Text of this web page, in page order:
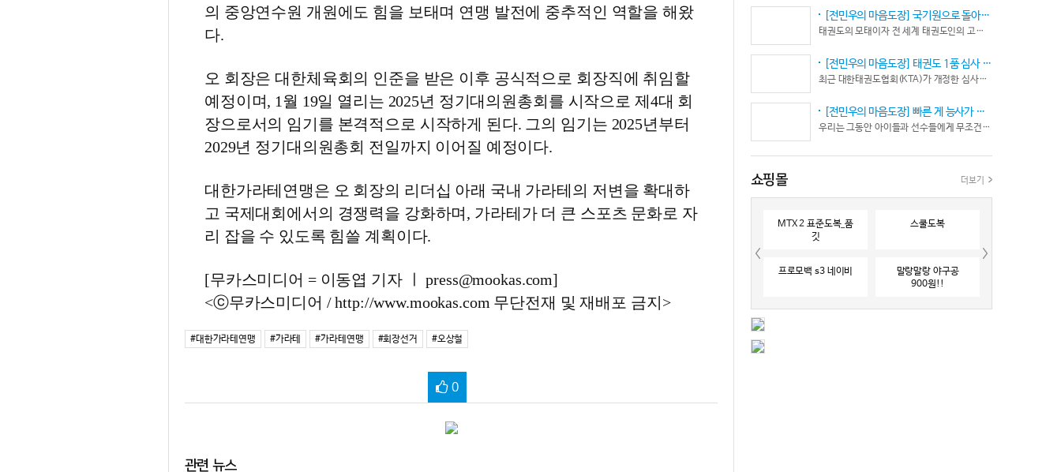
의 중앙연수원 개원에도 힘을 보태며 연맹 발전에 중추적인 역할을 해왔
다.
오 회장은 대한체육회의 인준을 받은 이후 공식적으로 회장직에 취임할
예정이며, 1월 19일 열리는 2025년 정기대의원총회를 시작으로 제4대 회
장으로서의 임기를 본격적으로 시작하게 된다. 그의 임기는 2025년부터
2029년 정기대의원총회 전일까지 이어질 예정이다.
대한가라테연맹은 오 회장의 리더십 아래 국내 가라테의 저변을 확대하
고 국제대회에서의 경쟁력을 강화하며, 가라테가 더 큰 스포츠 문화로 자
리 잡을 수 있도록 힘쓸 계획이다.
[무카스미디어 = 이동엽 기자 ㅣ press@mookas.com]
<ⓒ무카스미디어 / http://www.mookas.com 무단전재 및 재배포 금지>
#대한가라테연맹 #가라테 #가라테연맹 #회장선거 #오상철
0
관련 뉴스
좋게만 보지 말고 잘하는 건 잘한다고 인정해주고
못하는 건 고치도록 해주셔야지어떠한 글인지 파악
도 못하고 일방적으로 나쁘게 표현하는 글은 보기가
좋지 않습니다.
[전민우의 마음도장] 국기원으로 돌아온 한마당… 그 안에서 마주하는 '도장(道場)의 본질’
태권도의 모태이자 전 세계 태권도인의 고향, 국기원 도장 위에 다시 뜨거운 기합 소리가 웅장하게 울려 퍼질 예정이다. 오랜만에 국기원에서 펼쳐지는 이번 세계태권도한마당은 단순한 대회 개최를 넘어 국경과 인종, 세대를 넘어 하나의 마음으로 모인 전 세계 태권도인들의 가슴속에 묵직한 설렘과 숭고한 감회를 불러일으킨다.
[전민우의 마음도장] 태권도 1품 심사 완화... 문턱은 낮아졌지만, 계단은 더욱 가팔라졌다!
최근 대한태권도협회(KTA)가 개정한 심사시행 규정이 도장가에 화두를 던지고 있다. 저연령 1품(단) 심사 시 지정 품새의 추첨 범위와 시기를 완화해 각 시도협회가 사실상 태극 1장부터 5장까지로 지정을 축소할 수 있는 제도적 근거를 마련했다.
[전민우의 마음도장] 빠른 게 능사가 아니다… 엘리트 선수의 '기다림'
우리는 그동안 아이들과 선수들에게 무조건 “빨리 반응하라”고 다그치기만 했던 것은 아닐까? 진정한 탁월함은 단순히 근육의 수축 속도가 빠른 데서 오지 않는다. 복잡하고 긴박한 1대 1 격투 상황 속에서 ‘언제 멈추고, 언제 폭발할 것인가’를 통제하는 타이밍 조절 능력과 상황 인식(Situational Awareness)에서 온다.
쇼핑몰 더보기
MTX 2 표준도복_품
깃
스쿨도복
프로모백 s3 네이비
말랑말랑 야구공
900원!!